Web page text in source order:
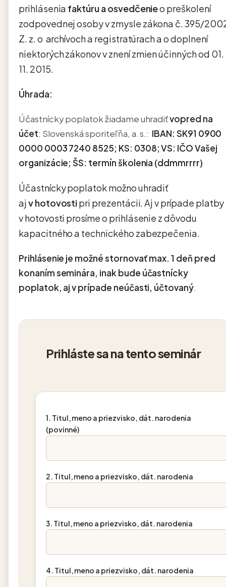
prihlásenia faktúru a osvedčenieo preškolení
zodpovednej osoby v zmysle zákona č. 395/
Z. z. o archívoch a registratúrach a o doplnení
niektorých zákonov v znení zmien účinných od 01.
11. 2015.
Úhrada:
Účastnícky poplatok žiadame uhradiťvopred na
účet: Slovenská sporiteľňa, a. s.: IBAN: SK91 0900
0000 0003 7240 8525; KS: 0308;VS: IČO Vašej
organizácie; ŠS: termín školenia (ddmmrrrr)
Účastnícky poplatok možno uhradiť
ajv hotovostipri prezentácii. Aj v prípade platby
v hotovosti prosíme o prihlásenie z dôvodu
kapacitného a technického zabezpečenia.
Prihlásenie je možné stornovať max. 1 deň pred
konaním seminára, inak bude účastnícky
poplatok, aj v prípade neúčasti, účtovaný.
Prihláste sa na tento seminár
1. Titul, meno a priezvisko, dát. narodenia
(povinné)
2. Titul, meno a priezvisko, dát. narodenia
3. Titul, meno a priezvisko, dát. narodenia
4. Titul, meno a priezvisko, dát. narodenia